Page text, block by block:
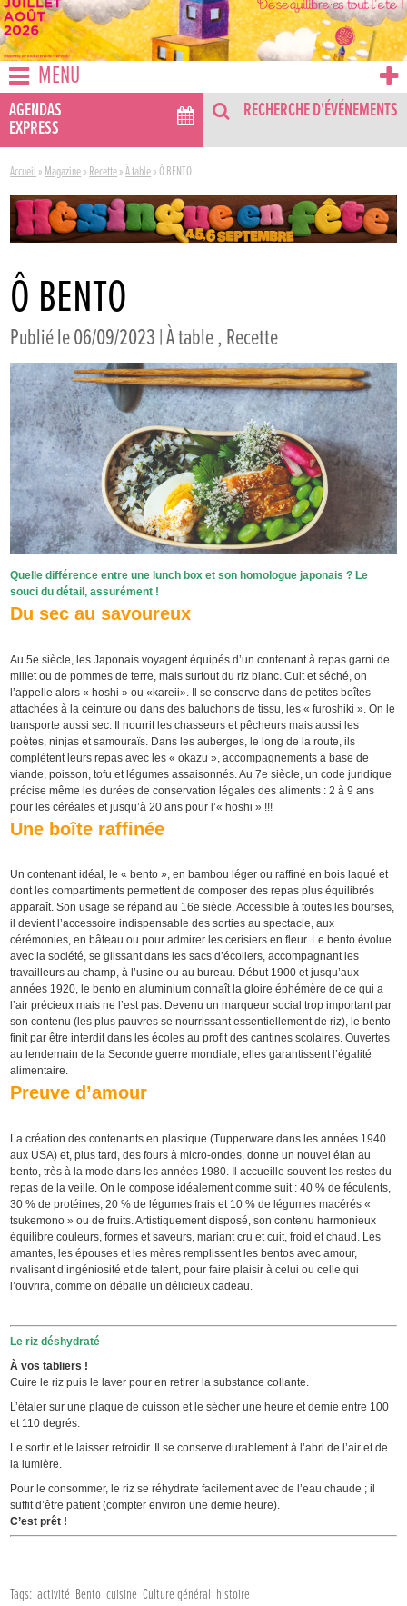
MENU
AGENDAS
EXPRESS
RECHERCHE D'ÉVÉNEMENTS
Accueil » Magazine» Recette»À table»Ô BENTO
Ô BENTO
Publié le 06/09/2023 |À table,Recette
Quelle différence entre une lunch box et son homologue japonais ? Le
souci du détail, assurément !
Du sec au savoureux
Au 5e siècle, les Japonais voyagent équipés d’un contenant à repas garni de
millet ou de pommes de terre, mais surtout du riz blanc. Cuit et séché, on
l’appelle alors « hoshi » ou «kareii». Il se conserve dans de petites boîtes
attachées à la ceinture ou dans des baluchons de tissu, les « furoshiki ». On le
transporte aussi sec. Il nourrit les chasseurs et pêcheurs mais aussi les
poètes, ninjas et samouraïs. Dans les auberges, le long de la route, ils
complètent leurs repas avec les « okazu », accompagnements à base de
viande, poisson, tofu et légumes assaisonnés. Au 7e siècle, un code juridique
précise même les durées de conservation légales des aliments : 2 à 9 ans
pour les céréales et jusqu’à 20 ans pour l’« hoshi » !!!
Une boîte raffinée
Un contenant idéal, le « bento », en bambou léger ou raffiné en bois laqué et
dont les compartiments permettent de composer des repas plus équilibrés
apparaît. Son usage se répand au 16e siècle. Accessible à toutes les bourses,
il devient l’accessoire indispensable des sorties au spectacle, aux
cérémonies, en bâteau ou pour admirer les cerisiers en fleur. Le bento évolue
avec la société, se glissant dans les sacs d’écoliers, accompagnant les
travailleurs au champ, à l’usine ou au bureau. Début 1900 et jusqu’aux
années 1920, le bento en aluminium connaît la gloire éphémère de ce qui a
l’air précieux mais ne l’est pas. Devenu un marqueur social trop important par
son contenu (les plus pauvres se nourrissant essentiellement de riz), le bento
finit par être interdit dans les écoles au profit des cantines scolaires. Ouvertes
au lendemain de la Seconde guerre mondiale, elles garantissent l’égalité
alimentaire.
Preuve d’amour
La création des contenants en plastique (Tupperware dans les années 1940
aux USA) et, plus tard, des fours à micro-ondes, donne un nouvel élan au
bento, très à la mode dans les années 1980. Il accueille souvent les restes du
repas de la veille. On le compose idéalement comme suit : 40 % de féculents,
30 % de protéines, 20 % de légumes frais et 10 % de légumes macérés «
tsukemono » ou de fruits. Artistiquement disposé, son contenu harmonieux
équilibre couleurs, formes et saveurs, mariant cru et cuit, froid et chaud. Les
amantes, les épouses et les mères remplissent les bentos avec amour,
rivalisant d’ingéniosité et de talent, pour faire plaisir à celui ou celle qui
l’ouvrira, comme on déballe un délicieux cadeau.
Le riz déshydraté
À vos tabliers !
Cuire le riz puis le laver pour en retirer la substance collante.
L’étaler sur une plaque de cuisson et le sécher une heure et demie entre 100
et 110 degrés.
Le sortir et le laisser refroidir. Il se conserve durablement à l’abri de l’air et de
la lumière.
Pour le consommer, le riz se réhydrate facilement avec de l’eau chaude ; il
suffit d’être patient (compter environ une demie heure).
C’est prêt !
Tags: activité Bento cuisine Culture général histoire